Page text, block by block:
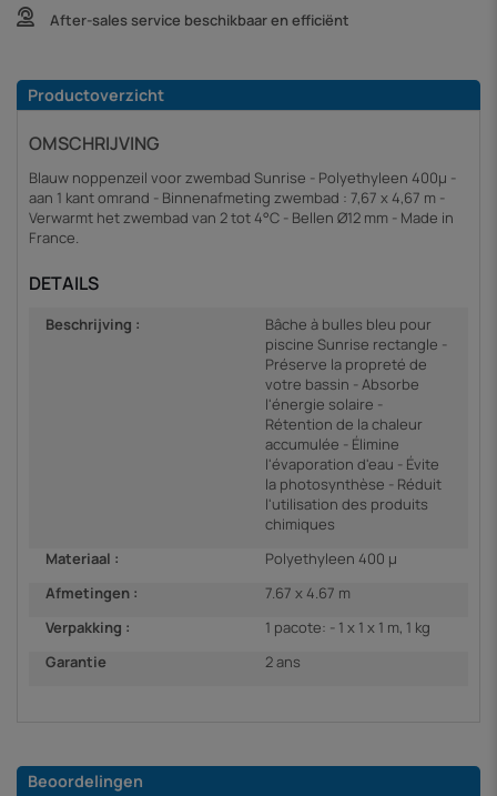
After-sales service beschikbaar en efficiënt
Productoverzicht
OMSCHRIJVING
Blauw noppenzeil voor zwembad Sunrise - Polyethyleen 400µ -
aan 1 kant omrand - Binnenafmeting zwembad : 7,67 x 4,67 m -
Verwarmt het zwembad van 2 tot 4°C - Bellen Ø12 mm - Made in
France.
DETAILS
Beschrijving :
Bâche à bulles bleu pour
piscine Sunrise rectangle -
Préserve la propreté de
votre bassin - Absorbe
l'énergie solaire -
Rétention de la chaleur
accumulée - Élimine
l'évaporation d'eau - Évite
la photosynthèse - Réduit
l'utilisation des produits
chimiques
Materiaal :
Polyethyleen 400 µ
Afmetingen :
7.67 x 4.67 m
Verpakking :
1 pacote: - 1 x 1 x 1 m, 1 kg
Garantie
2 ans
Beoordelingen